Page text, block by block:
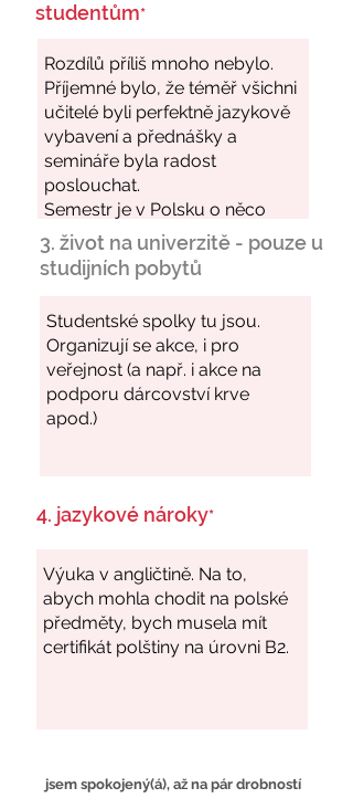
studentům*
3. život na univerzitě - pouze u
studijních pobytů
4. jazykové nároky*
jsem spokojený(á), až na pár drobností